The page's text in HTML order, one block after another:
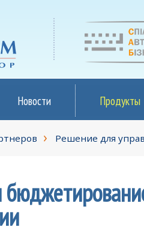
Новости Продукты
Решение для